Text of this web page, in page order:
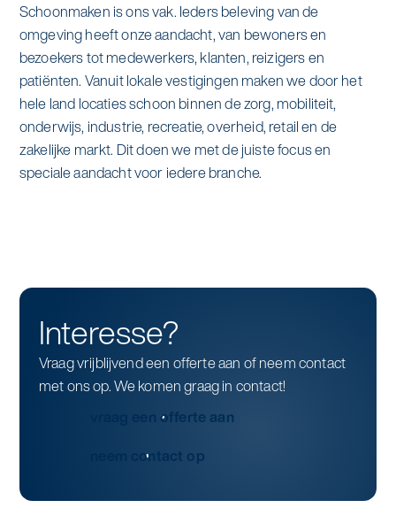
Schoonmaken is ons vak. Ieders beleving van de
omgeving heeft onze aandacht, van bewoners en
bezoekers tot medewerkers, klanten, reizigers en
patiënten. Vanuit lokale vestigingen maken we door het
hele land locaties schoon binnen de zorg, mobiliteit,
onderwijs, industrie, recreatie, overheid, retail en de
zakelijke markt. Dit doen we met de juiste focus en
speciale aandacht voor iedere branche.
Interesse?
Vraag vrijblijvend een offerte aan of neem contact
met ons op. We komen graag in contact!
vraag een offerte aan
neem contact op